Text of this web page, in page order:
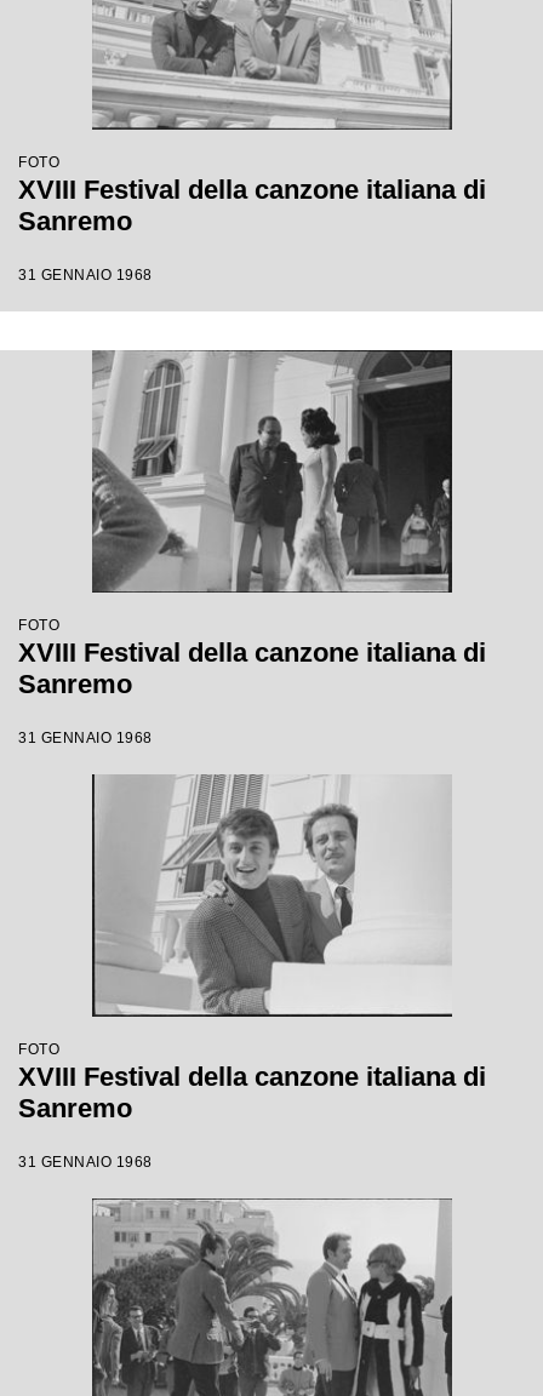
FOTO
XVIII Festival della canzone italiana di
Sanremo
31 GENNAIO 1968
FOTO
XVIII Festival della canzone italiana di
Sanremo
31 GENNAIO 1968
FOTO
XVIII Festival della canzone italiana di
Sanremo
31 GENNAIO 1968